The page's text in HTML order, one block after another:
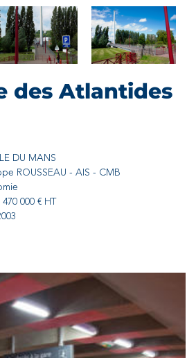
des Atlantides
DU MANS
ROUSSEAU - AIS - CMB
000 € HT